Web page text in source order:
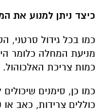
כיצד ניתן למנוע את
כמו בכל גידול סרטני,
מניעת המחלה כלומר
כמות צריכת האלכוהול.
כמו כן, סימנים
כוללים צרידות, כאב או